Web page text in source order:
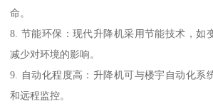
命。
8. 节能环保：现代升降机采用节能技术，如
减少对环境的影响。
9. 自动化程度高：升降机可与楼宇自动化系
和远程监控。